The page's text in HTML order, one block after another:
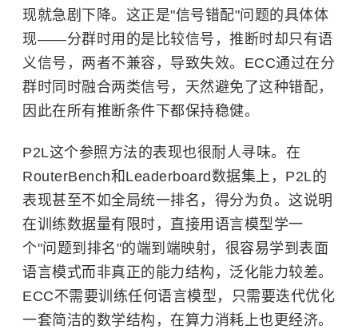
现就急剧下降。这正是"信号错配"问题的具体体
现——分群时用的是比较信号，推断时却只有语
义信号，两者不兼容，导致失效。ECC通过在分
群时同时融合两类信号，天然避免了这种错配，
因此在所有推断条件下都保持稳健。
P2L这个参照方法的表现也很耐人寻味。在
RouterBench和Leaderboard数据集上，P2L的
表现甚至不如全局统一排名，得分为负。这说明
在训练数据量有限时，直接用语言模型学一
个"问题到排名"的端到端映射，很容易学到表面
语言模式而非真正的能力结构，泛化能力较差。
ECC不需要训练任何语言模型，只需要迭代优化
一套简洁的数学结构，在算力消耗上也更经济。